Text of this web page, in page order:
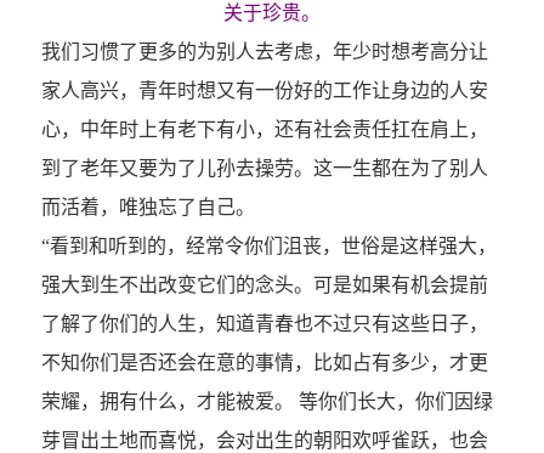
关于珍贵。
我们习惯了更多的为别人去考虑，年少时想考高分让
家人高兴，青年时想又有一份好的工作让身边的人安
心，中年时上有老下有小，还有社会责任扛在肩上，
到了老年又要为了儿孙去操劳。这一生都在为了别人
而活着，唯独忘了自己。
“看到和听到的，经常令你们沮丧，世俗是这样强大，
强大到生不出改变它们的念头。可是如果有机会提前
了解了你们的人生，知道青春也不过只有这些日子，
不知你们是否还会在意的事情，比如占有多少，才更
荣耀，拥有什么，才能被爱。 等你们长大，你们因绿
芽冒出土地而喜悦，会对出生的朝阳欢呼雀跃，也会